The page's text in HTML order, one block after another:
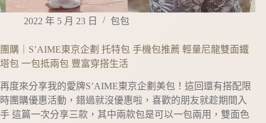
2022 年 5 月 23 日 包包
團購｜S’AIME東京企劃 托特包 手機包推薦 輕量尼龍雙面鐵
塔包 一包抵兩包 豐富穿搭生活
再度來分享我的愛牌S’AIME東京企劃美包！這回還有搭配限
時團購優惠活動，錯過就沒優惠啦，喜歡的朋友就趁期間入
手 這篇一次分享三款，其中兩款包是可以一包兩用，雙面色